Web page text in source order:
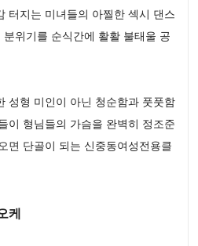
터지는 미녀들의 아찔한 섹시 댄스
위기를 순식간에 활활 불태울 공
성형 미인이 아닌 청순함과 풋풋함
이 형님들의 가슴을 완벽히 정조준
면 단골이 되는 신중동여성전용클
케